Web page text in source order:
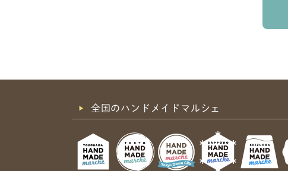
全国のハンドメイドマルシェ